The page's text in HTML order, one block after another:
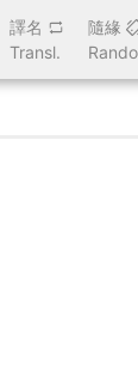
譯名
Transl.
隨緣